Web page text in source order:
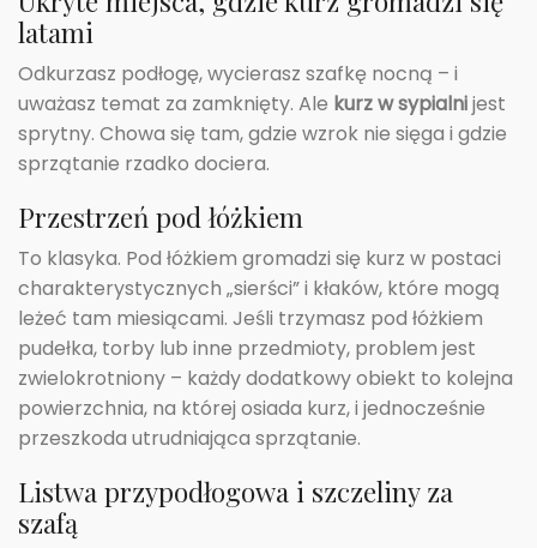
latami
Odkurzasz podłogę, wycierasz szafkę nocną – i
uważasz temat za zamknięty. Ale kurz w sypialnijest
sprytny. Chowa się tam, gdzie wzrok nie sięga i gdzie
sprzątanie rzadko dociera.
Przestrzeń pod łóżkiem
To klasyka. Pod łóżkiem gromadzi się kurz w postaci
charakterystycznych „sierści” i kłaków, które mogą
leżeć tam miesiącami. Jeśli trzymasz pod łóżkiem
pudełka, torby lub inne przedmioty, problem jest
zwielokrotniony – każdy dodatkowy obiekt to kolejna
powierzchnia, na której osiada kurz, i jednocześnie
przeszkoda utrudniająca sprzątanie.
Listwa przypodłogowa i szczeliny za
szafą